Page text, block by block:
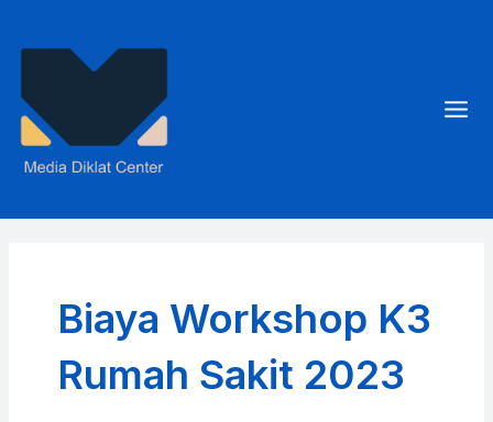
Biaya Workshop K3
Rumah Sakit 2023